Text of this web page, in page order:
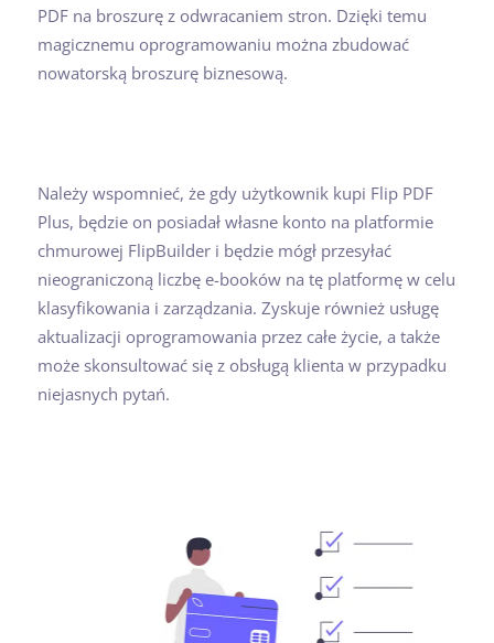
PDF na broszurę z odwracaniem stron. Dzięki temu
magicznemu oprogramowaniu można zbudować
nowatorską broszurę biznesową.
Należy wspomnieć, że gdy użytkownik kupi Flip PDF
Plus, będzie on posiadał własne konto na platformie
chmurowej FlipBuilder i będzie mógł przesyłać
nieograniczoną liczbę e-booków na tę platformę w celu
klasyfikowania i zarządzania. Zyskuje również usługę
aktualizacji oprogramowania przez całe życie, a także
może skonsultować się z obsługą klienta w przypadku
niejasnych pytań.